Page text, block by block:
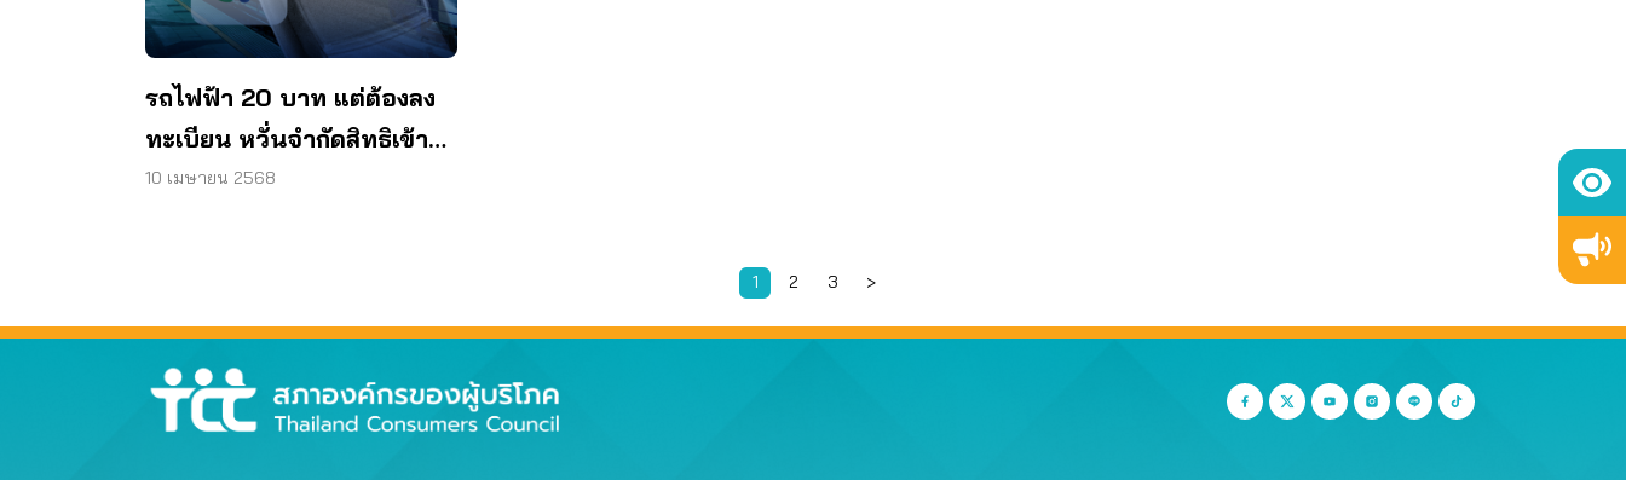
รถไฟฟ้า 20 บาท แต่ต้องลง
ทะเบียน หวั่นจำกัดสิทธิเข้าถึง
บริการ
10 เมษายน 2568
1 2 3 >